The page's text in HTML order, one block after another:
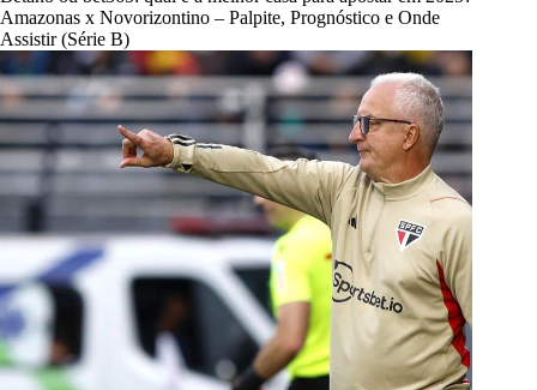
Amazonas x Novorizontino – Palpite, Prognóstico e Onde
Assistir (Série B)